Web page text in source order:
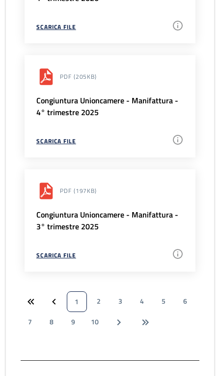
SCARICA FILE
PDF (205KB)
Congiuntura Unioncamere - Manifattura -
4° trimestre 2025
SCARICA FILE
PDF (197KB)
Congiuntura Unioncamere - Manifattura -
3° trimestre 2025
SCARICA FILE
1 2 3 4 5
6
7
8 9 10